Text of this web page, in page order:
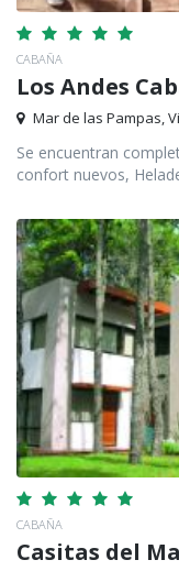
CABAÑA
Los Andes
Mar de las Pampas,
Se encuentran
confort nuevos,
CABAÑA
Casitas del